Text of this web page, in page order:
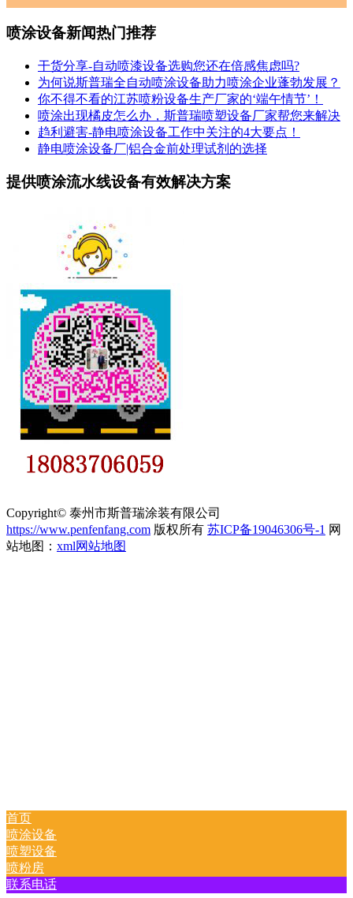
喷涂设备新闻热门推荐
干货分享-自动喷漆设备选购您还在倍感焦虑吗?
为何说斯普瑞全自动喷涂设备助力喷涂企业蓬勃发展？
你不得不看的江苏喷粉设备生产厂家的‘端午情节’！
喷涂出现橘皮怎么办，斯普瑞喷塑设备厂家帮您来解决
趋利避害-静电喷涂设备工作中关注的4大要点！
静电喷涂设备厂|铝合金前处理试剂的选择
提供喷涂流水线设备有效解决方案
Copyright© 泰州市斯普瑞涂装有限公司
https://www.penfenfang.com 版权所有 苏ICP备19046306号-1 网
站地图： xml网站地图
首页
喷涂设备
喷塑设备
喷粉房
联系电话